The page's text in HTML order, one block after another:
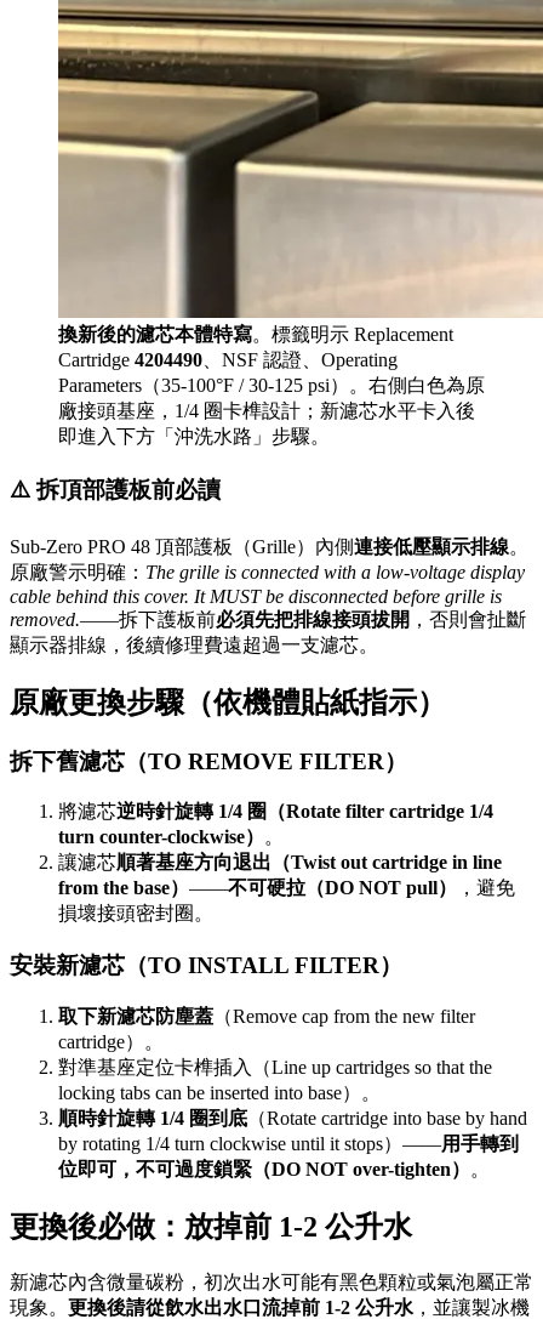
換新後的濾芯本體特寫。標籤明示 Replacement
Cartridge 4204490、NSF 認證、Operating
Parameters（35-100°F / 30-125 psi）。右側白色為原
廠接頭基座，1/4 圈卡榫設計；新濾芯水平卡入後
即進入下方「沖洗水路」步驟。
⚠️ 拆頂部護板前必讀
Sub-Zero PRO 48 頂部護板（Grille）內側連接低壓顯示排線。
原廠警示明確： The grille is connected with a low-voltage display
cable behind this cover. It MUST be disconnected before grille is
removed.——拆下護板前必須先把排線接頭拔開 ，否則會扯斷
顯示器排線，後續修理費遠超過一支濾芯。
原廠更換步驟（依機體貼紙指示）
拆下舊濾芯（TO REMOVE FILTER）
將濾芯逆時針旋轉 1/4 圈（Rotate filter cartridge 1/4
turn counter-clockwise） 。
讓濾芯順著基座方向退出（Twist out cartridge in line
from the base） ——不可硬拉（DO NOT pull）
，避免
損壞接頭密封圈。
安裝新濾芯（TO INSTALL FILTER）
取下新濾芯防塵蓋 （Remove cap from the new filter
cartridge）。
對準基座定位卡榫插入（Line up cartridges so that the
locking tabs can be inserted into base）。
順時針旋轉 1/4 圈到底 （Rotate cartridge into base by hand
by rotating 1/4 turn clockwise until it stops）——用手轉到
位即可，不可過度鎖緊（DO NOT over-tighten）
。
更換後必做：放掉前 1-2 公升水
新濾芯內含微量碳粉，初次出水可能有黑色顆粒或氣泡屬正常
現象。 更換後請從飲水出水口流掉前 1-2 公升水 ，並讓製冰機